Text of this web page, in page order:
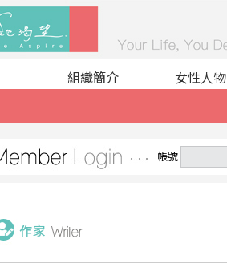
組織簡介 女性人物
帳號